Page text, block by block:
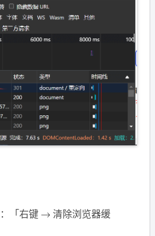
「右键 → 清除浏览器缓